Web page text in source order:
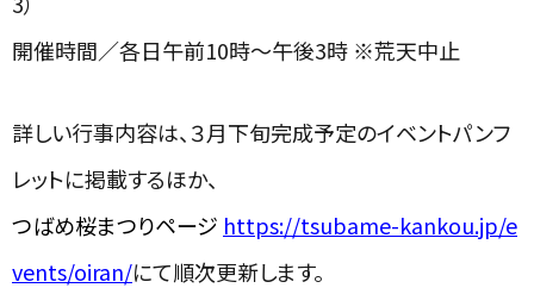
開催時間／各日午前10時～午後3時 ※荒天中止
詳しい行事内容は、３月下旬完成予定のイベントパンフ
レットに掲載するほか、
つばめ桜まつりページ https://tsubame-kankou.jp/e
vents/oiran/にて順次更新します。